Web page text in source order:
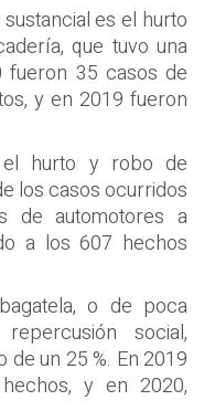
es el hurto
que tuvo una
fueron 35 casos de
y en 2019 fueron
el hurto y robo de
los casos ocurridos
de automotores a
a los 607 hechos
o de poca
social,
un 25 %. En 2019
y en 2020,